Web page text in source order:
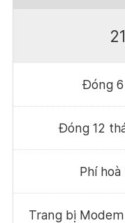
Đóng
Đóng 12
Phí
Trang bị